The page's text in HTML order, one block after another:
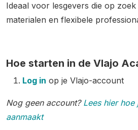
Ideaal voor lesgevers die op
materialen en flexibele
Hoe starten in de Vlajo
Log in op je Vlajo-account
Nog geen account? Lees hier
aanmaakt